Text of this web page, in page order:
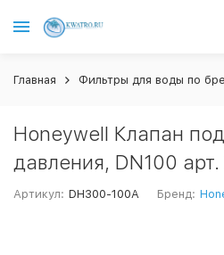
Главная Фильтры для воды по
Honeywell Клапан
давления, DN100
Артикул: DH300-100A Бренд: